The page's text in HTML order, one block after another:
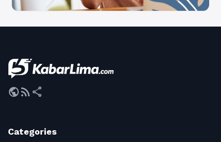
publicrss_feed share
Categories